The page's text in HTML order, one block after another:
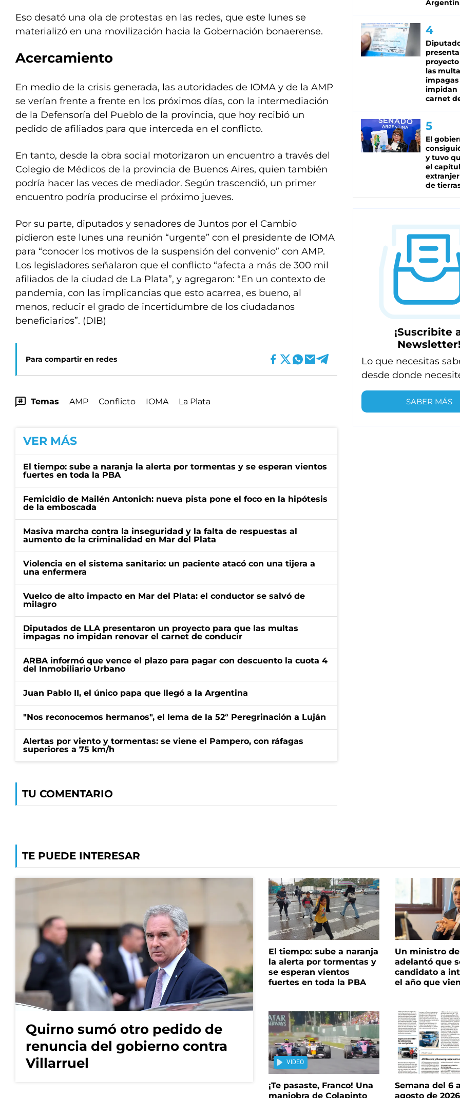
Eso desató una ola de protestas en las redes, que este lunes se
materializó en una movilización hacia la Gobernación bonaerense.
Acercamiento
En medio de la crisis generada, las autoridades de IOMA y de la AMP
se verían frente a frente en los próximos días, con la intermediación
de la Defensoría del Pueblo de la provincia, que hoy recibió un
pedido de afiliados para que interceda en el conflicto.
En tanto, desde la obra social motorizaron un encuentro a través del
Colegio de Médicos de la provincia de Buenos Aires, quien también
podría hacer las veces de mediador. Según trascendió, un primer
encuentro podría producirse el próximo jueves.
Por su parte, diputados y senadores de Juntos por el Cambio
pidieron este lunes una reunión “urgente” con el presidente de IOMA
para “conocer los motivos de la suspensión del convenio” con AMP.
Los legisladores señalaron que el conflicto “afecta a más de 300 mil
afiliados de la ciudad de La Plata”, y agregaron: “En un contexto de
pandemia, con las implicancias que esto acarrea, es bueno, al
menos, reducir el grado de incertidumbre de los ciudadanos
beneficiarios”. (DIB)
Para compartir en redes
Temas AMP Conflicto IOMA La Plata
VER MÁS
El tiempo: sube a naranja la alerta por tormentas y se esperan vientos
fuertes en toda la PBA
Femicidio de Mailén Antonich: nueva pista pone el foco en la hipótesis
de la emboscada
Masiva marcha contra la inseguridad y la falta de respuestas al
aumento de la criminalidad en Mar del Plata
Violencia en el sistema sanitario: un paciente atacó con una tijera a
una enfermera
Vuelco de alto impacto en Mar del Plata: el conductor se salvó de
milagro
Diputados de LLA presentaron un proyecto para que las multas
impagas no impidan renovar el carnet de conducir
ARBA informó que vence el plazo para pagar con descuento la cuota 4
del Inmobiliario Urbano
Juan Pablo II, el único papa que llegó a la Argentina
"Nos reconocemos hermanos", el lema de la 52ª Peregrinación a Luján
Alertas por viento y tormentas: se viene el Pampero, con ráfagas
superiores a 75 km/h
TU COMENTARIO
las
impagas
impidan
carnet
El
y tuvo
el
de
¡Suscribite
Newsletter!
Lo que necesitas
desde donde
SABER MÁS
TE PUEDE INTERESAR
Quirno sumó otro pedido de
renuncia del gobierno contra
Villarruel
El tiempo: sube a naranja
la alerta por tormentas y
se esperan vientos
fuertes en toda la PBA
Un ministro
adelantó que
candidato a
el año que
VIDEO
¡Te pasaste, Franco! Una
maniobra de Colapinto
Semana del 6
agosto de 2026